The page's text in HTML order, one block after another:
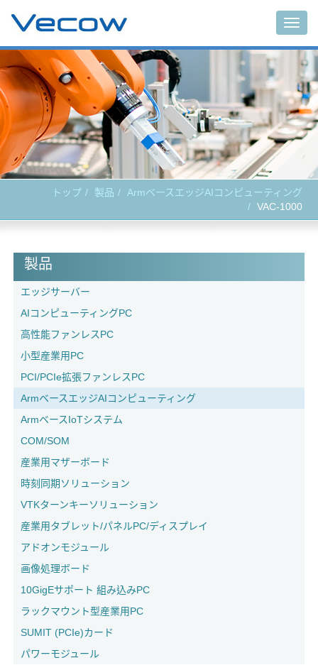
トップ 製品
ArmベースエッジAIコンピューティング
VAC-1000
製品
エッジサーバー
AIコンピューティングPC
高性能ファンレスPC
小型産業用PC
PCI/PCIe拡張ファンレスPC
ArmベースエッジAIコンピューティング
ArmベースIoTシステム
COM/SOM
産業用マザーボード
時刻同期ソリューション
VTKターンキーソリューション
産業用タブレット/パネルPC/ディスプレイ
アドオンモジュール
画像処理ボード
10GigEサポート 組み込みPC
ラックマウント型産業用PC
SUMIT (PCIe)カード
パワーモジュール